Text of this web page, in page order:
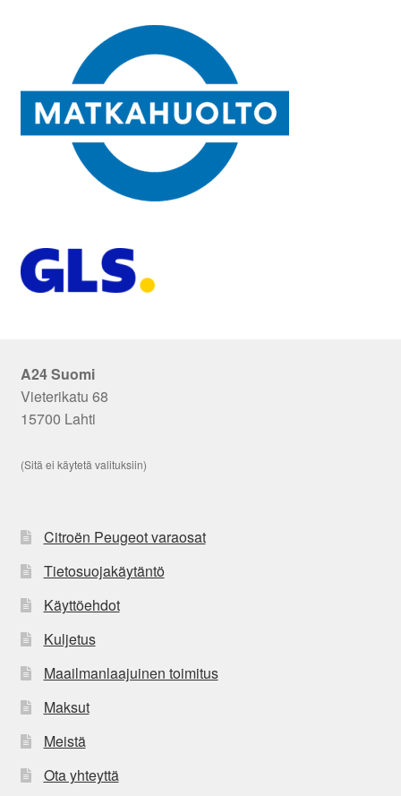
A24 Suomi
Vieterikatu 68
15700 Lahti
(Sitä ei käytetä valituksiin)
Citroën Peugeot varaosat
Tietosuojakäytäntö
Käyttöehdot
Kuljetus
Maailmanlaajuinen toimitus
Maksut
Meistä
Ota yhteyttä